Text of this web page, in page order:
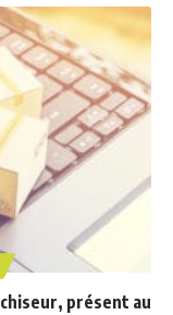
présent au